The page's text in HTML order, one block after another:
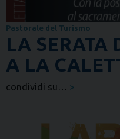
Pastorale del Turismo
LA SERATA
A LA
condividi su… >